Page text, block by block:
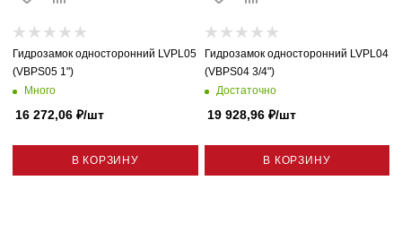
Гидрозамок односторонний LVPL05
(VBPS05 1")
Много
16 272,06 ₽/шт
В КОРЗИНУ
Гидрозамок односторонний LVPL04
(VBPS04 3/4")
Достаточно
19 928,96₽/шт
В КОРЗИНУ